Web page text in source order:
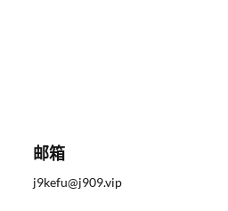
邮箱
j9kefu@j909.vip